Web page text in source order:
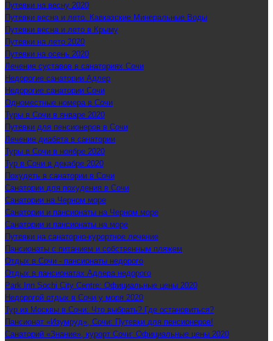
Путевки на весну 2020
Путевки весна и лето. Кавказские Минеральные Воды
Путевки весна и лето в Крыму
Путевки на лето 2020
Путевки на осень 2020
Лечение суставов в санаториях Сочи
Недорогие санатории Адлер
Недорогие санатории Сочи
Одноместные номера в Сочи
Туры в Сочи в январе 2020
Путевки для пенсионеров в Сочи
Лечение диабета в санатории
Туры в Сочи в ноябре 2020
Тур в Сочи в декабре 2020
Похудеть в санатории в Сочи
Санатории для похудения в Сочи
Санатории на Черном море
Санатории и пансионаты на Черном море
Санатории и пансионаты на море
Путевки на санаторно-курортное лечение
Пансионаты с питанием и собственным пляжем
Отдых в Сочи - пансионаты недорого
Отдых в пансионатах Адлера недорого
Park Inn Sochi City Centre: Официальные цены 2020
Недорогой отдых в Сочи у моря 2020
Тур из Москвы в Сочи: Что выбрать? Где остановиться?
Пансионат «Изумруд», Сочи: Путевки для пенсионеров!
Санаторий «Знание», курорт Сочи: Официальные цены 2020